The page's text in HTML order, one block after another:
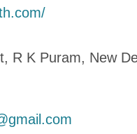
R K Puram, New